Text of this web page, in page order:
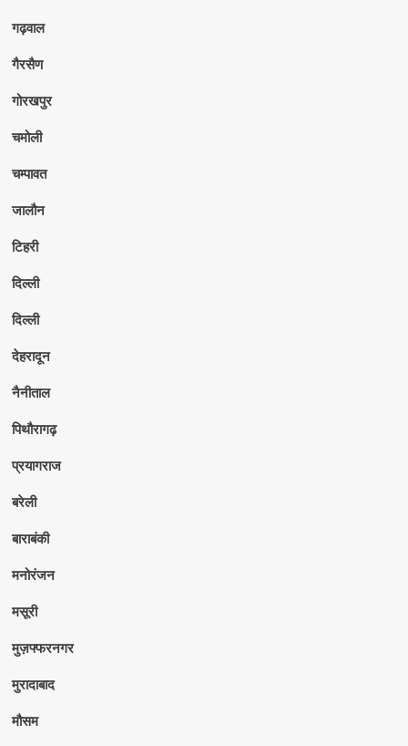
गढ़वाल
गैरसैण
गोरखपुर
चमोली
चम्पावत
जालौन
टिहरी
दिल्ली
दिल्ली
देहरादून
नैनीताल
पिथौरागढ़
प्रयागराज
बरेली
बाराबंकी
मनोरंजन
मसूरी
मुज़फ्फरनगर
मुरादाबाद
मौसम